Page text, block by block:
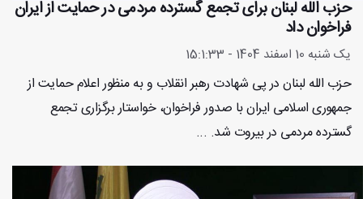
حزب الله لبنان برای تجمع گسترده مردمی در حمایت از ایران
فراخوان داد
یک شنبه 10 اسفند 1404 - 15:1:33
حزب الله لبنان در پی شهادت رهبر انقلاب و به منظور اعلام حمایت از
جمهوری اسلامی ایران با صدور فراخوان، خواستار برگزاری تجمع
گسترده مردمی در بیروت شد. ...